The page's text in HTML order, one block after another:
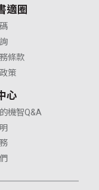
適圈
條款
策
心
機智Q&A